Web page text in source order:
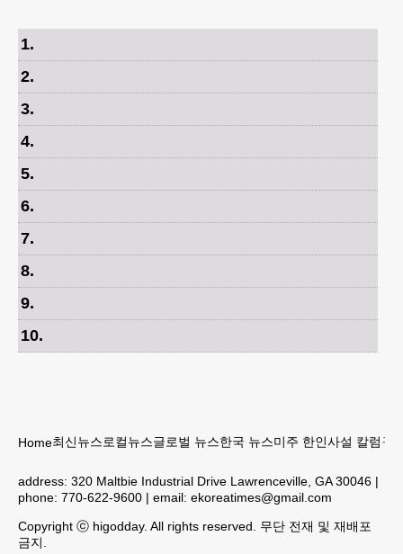
1.
2.
3.
4.
5.
6.
7.
8.
9.
10.
Home최신뉴스로컬뉴스글로벌 뉴스한국 뉴스미주 한인사설 칼럼구
address: 320 Maltbie Industrial Drive Lawrenceville, GA 30046 |
phone: 770-622-9600 | email: ekoreatimes@gmail.com
Copyright ⓒ higodday. All rights reserved. 무단 전재 및 재배포
금지.